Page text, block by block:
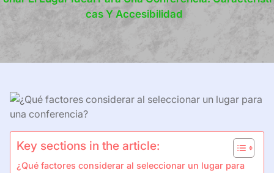
Cas Y Accesibilidad
Key sections in the article:
¿Qué factores considerar al seleccionar un lugar para